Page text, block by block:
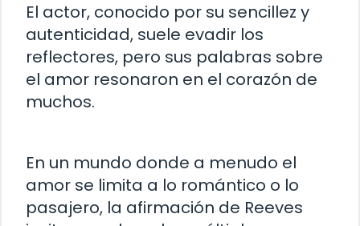
El actor, conocido por su sencillez y
autenticidad, suele evadir los
reflectores, pero sus palabras sobre
el amor resonaron en el corazón de
muchos.
En un mundo donde a menudo el
amor se limita a lo romántico o lo
pasajero, la afirmación de Reeves